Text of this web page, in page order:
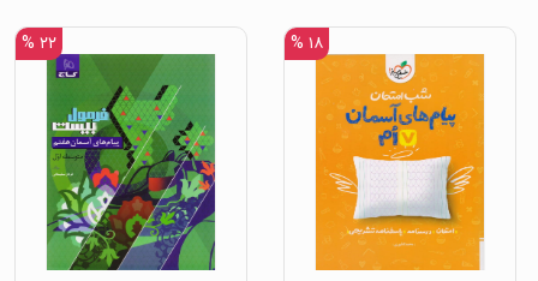
۱۸ % ۲۲ %